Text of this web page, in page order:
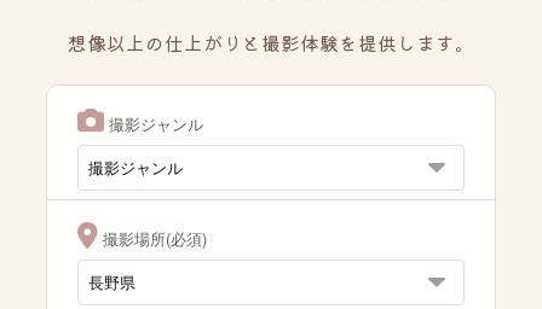
想像以上の仕上がりと撮影体験を提供します。
撮影ジャンル
撮影場所(必須)